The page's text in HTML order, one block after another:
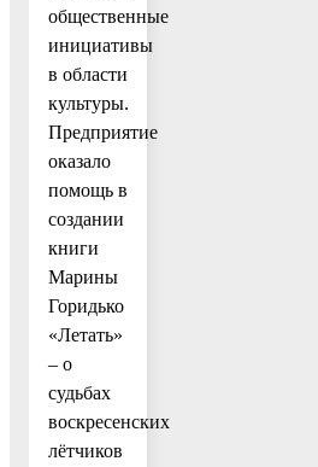
общественные
инициативы
в области
культуры.
Предприятие
оказало
помощь в
создании
книги
Марины
Горидько
«Летать»
– о
судьбах
воскресенских
лётчиков